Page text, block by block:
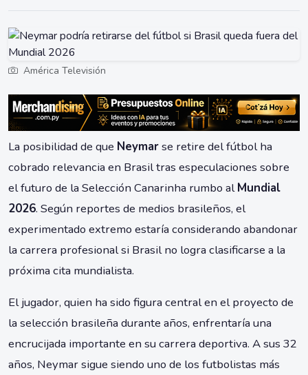
América Televisión
La posibilidad de que Neymarse retire del fútbol ha
cobrado relevancia en Brasil tras especulaciones sobre
el futuro de la Selección Canarinha rumbo alMundial
2026. Según reportes de medios brasileños, el
experimentado extremo estaría considerando abandonar
la carrera profesional si Brasil no logra clasificarse a la
próxima cita mundialista.
El jugador, quien ha sido figura central en el proyecto de
la selección brasileña durante años, enfrentaría una
encrucijada importante en su carrera deportiva. A sus 32
años, Neymar sigue siendo uno de los futbolistas más